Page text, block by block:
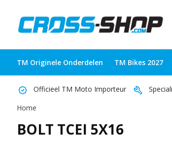
TM Originele Onderdelen TM Bikes 2027
Officieel TM Moto Importeur
Home
BOLT TCEI 5X16